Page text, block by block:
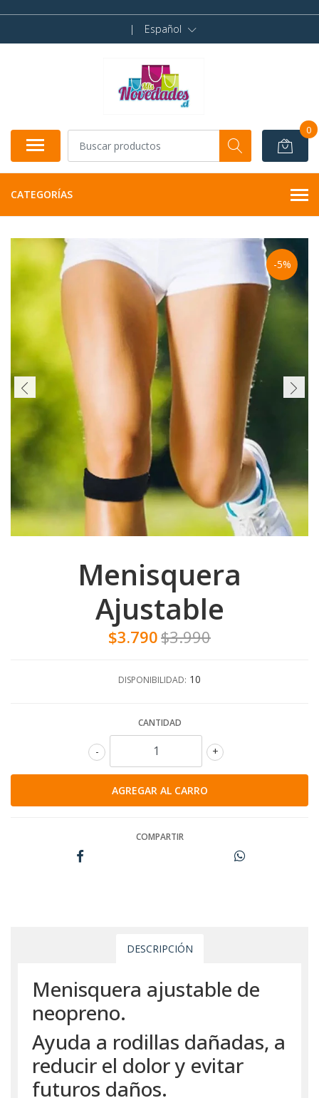
| Español
0
CATEGORÍAS
-5%
Menisquera
Ajustable
$3.790$3.990
DISPONIBILIDAD: 10
CANTIDAD
+
-
COMPARTIR
DESCRIPCIÓN
Menisquera ajustable de
neopreno.
Ayuda a rodillas dañadas, a
reducir el dolor y evitar
futuros daños.